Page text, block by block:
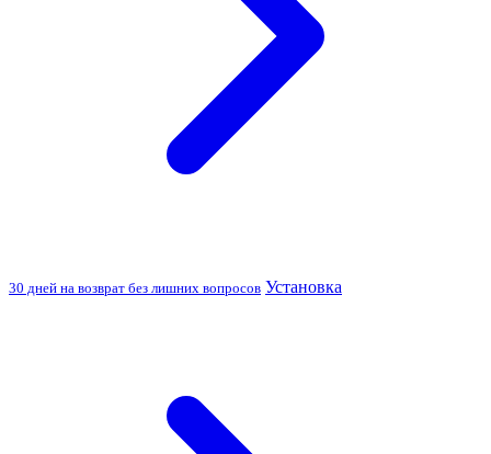
30 дней на возврат без лишних вопросов Установка